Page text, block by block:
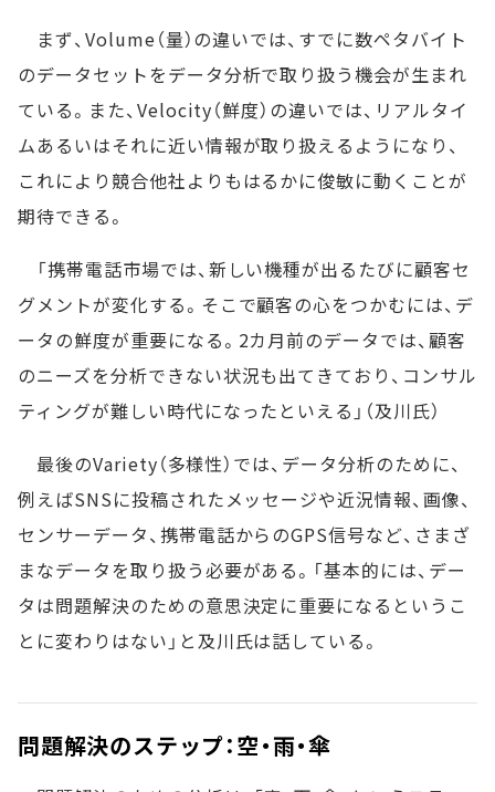
まず、Volume（量）の違いでは、すでに数ペタバイト
のデータセットをデータ分析で取り扱う機会が生まれ
ている。また、Velocity（鮮度）の違いでは、リアルタイ
ムあるいはそれに近い情報が取り扱えるようになり、
これにより競合他社よりもはるかに俊敏に動くことが
期待できる。
「携帯電話市場では、新しい機種が出るたびに顧客セ
グメントが変化する。そこで顧客の心をつかむには、デ
ータの鮮度が重要になる。2カ月前のデータでは、顧客
のニーズを分析できない状況も出てきており、コンサル
ティングが難しい時代になったといえる」（及川氏）
最後のVariety（多様性）では、データ分析のために、
例えばSNSに投稿されたメッセージや近況情報、画像、
センサーデータ、携帯電話からのGPS信号など、さまざ
まなデータを取り扱う必要がある。「基本的には、デー
タは問題解決のための意思決定に重要になるというこ
とに変わりはない」と及川氏は話している。
問題解決のステップ：空・雨・傘